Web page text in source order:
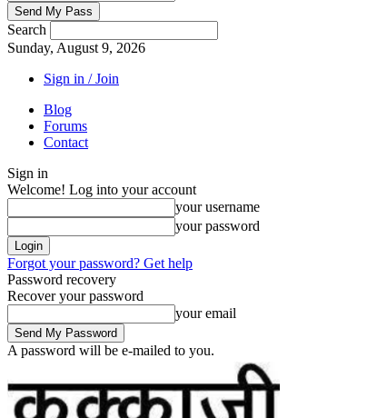
Search
Sunday, August 9, 2026
Sign in / Join
Blog
Forums
Contact
Sign in
Welcome! Log into your account
your username
your password
Forgot your password? Get help
Password recovery
Recover your password
your email
A password will be e-mailed to you.